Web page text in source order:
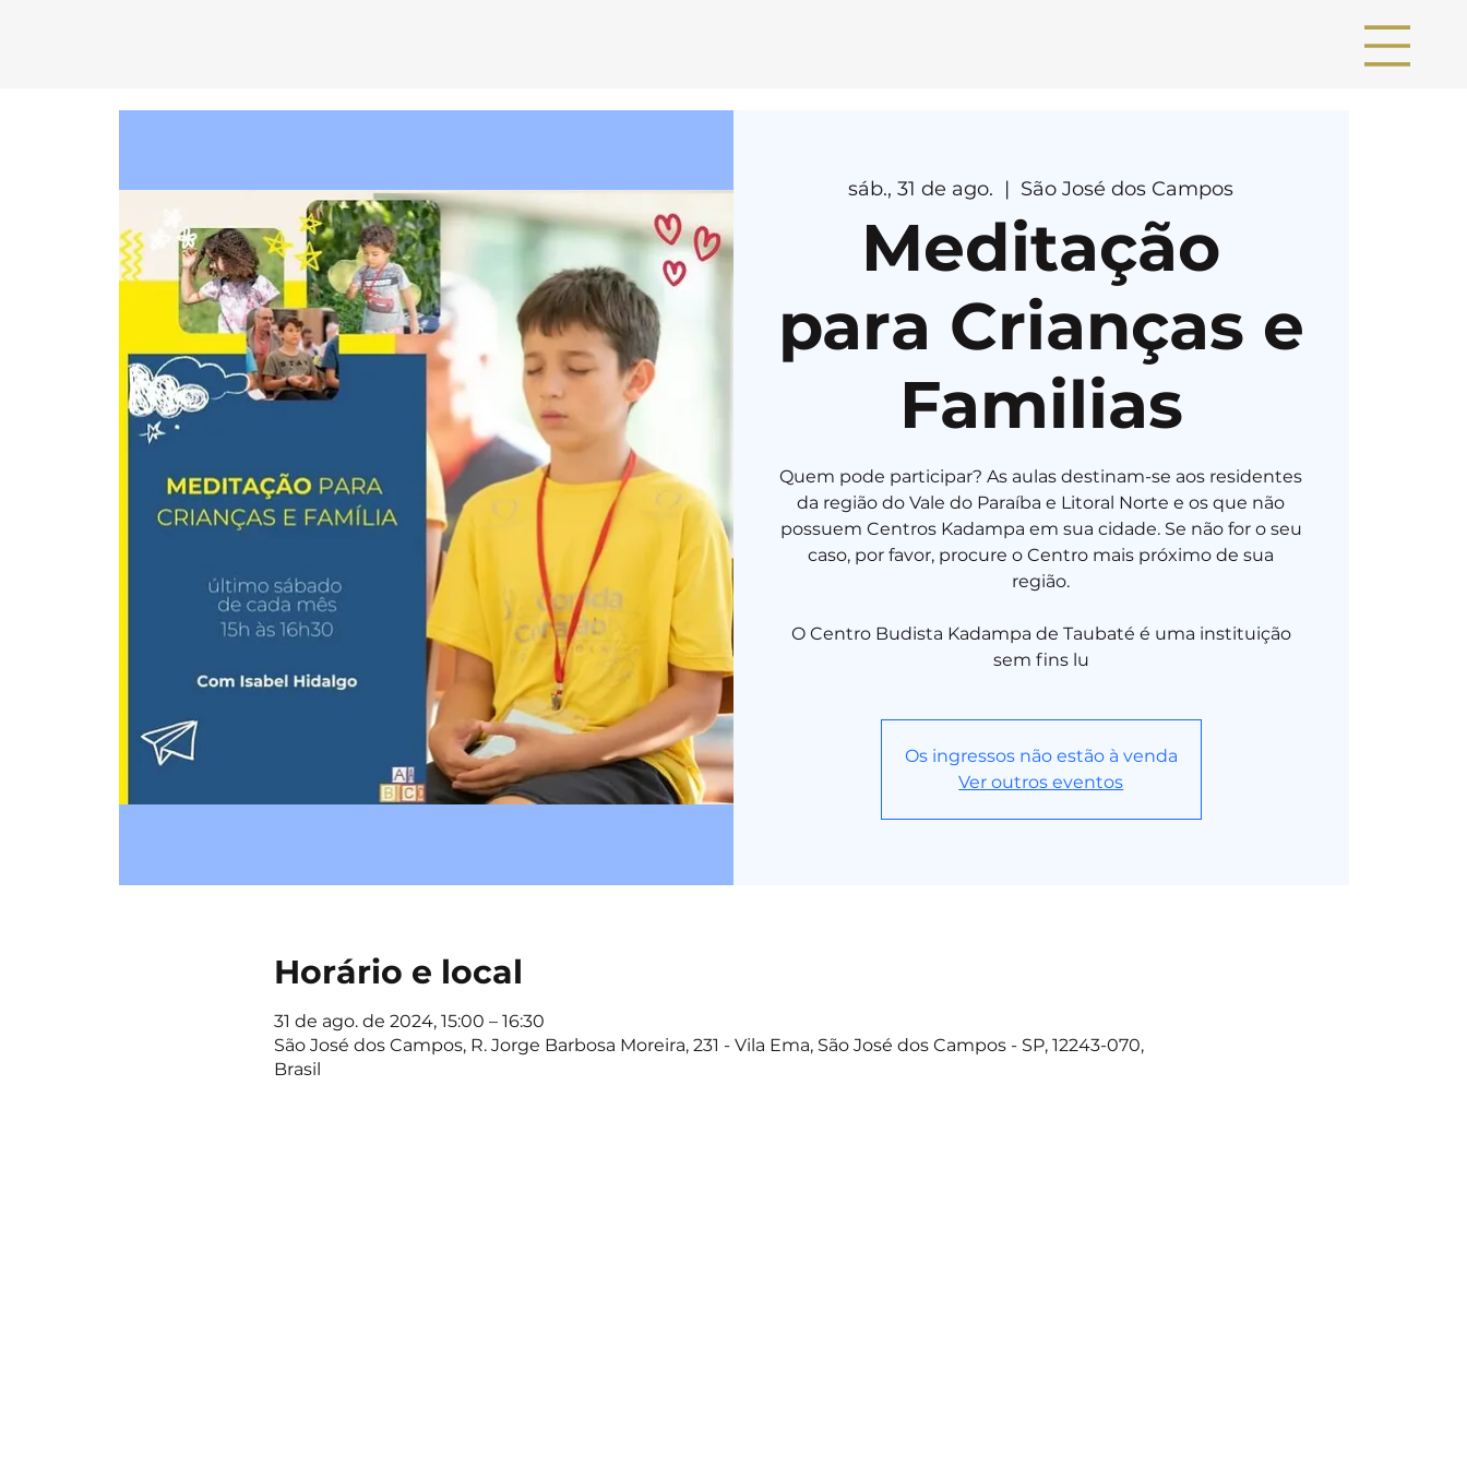
KA DAMPA HERUK A sáb., 31 de ago.
  |
São José dos Campos
Meditação
para Crianças e
Familias
Quem pode participar? As aulas destinam-se aos residentes
da região do Vale do Paraíba e Litoral Norte e os que não
possuem Centros Kadampa em sua cidade. Se não for o seu
caso, por favor, procure o Centro mais próximo de sua
região.
O Centro Budista Kadampa de Taubaté é uma instituição
sem fins lu
Os ingressos não estão à venda
Ver outros eventos
Horário e local
31 de ago. de 2024, 15:00 – 16:30
São José dos Campos, R. Jorge Barbosa Moreira, 231 - Vila Ema, São José dos Campos - SP, 12243-070,
Brasil